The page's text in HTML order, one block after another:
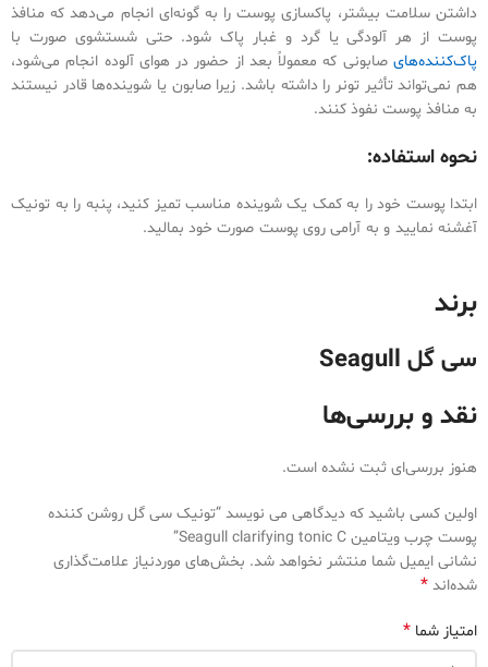
داشتن سلامت بیشتر، پاکسازی پوست را به گونه‌ای انجام می‌دهد که منافذ
پوست از هر آلودگی یا گرد و غبار پاک شود. حتی شستشوی صورت با
پاک‌کننده‌های صابونی که معمولاً بعد از حضور در هوای آلوده انجام می‌شود،
هم نمی‌تواند تأثیر تونر را داشته باشد. زیرا صابون یا شوینده‌ها قادر نیستند
به منافذ پوست نفوذ کنند.
نحوه استفاده:
ابتدا پوست خود را به کمک یک شوینده مناسب تمیز کنید، پنبه را به تونیک
آغشنه نمایید و به آرامی روی پوست صورت خود بمالید.
برند
سی گل Seagull
نقد و بررسی‌ها
هنوز بررسی‌ای ثبت نشده است.
اولین کسی باشید که دیدگاهی می نویسد “تونیک سی گل روشن کننده
پوست چرب ویتامین Seagull clarifying tonic C”
نشانی ایمیل شما منتشر نخواهد شد. بخش‌های موردنیاز علامت‌گذاری
شده‌اند *
امتیاز شما *